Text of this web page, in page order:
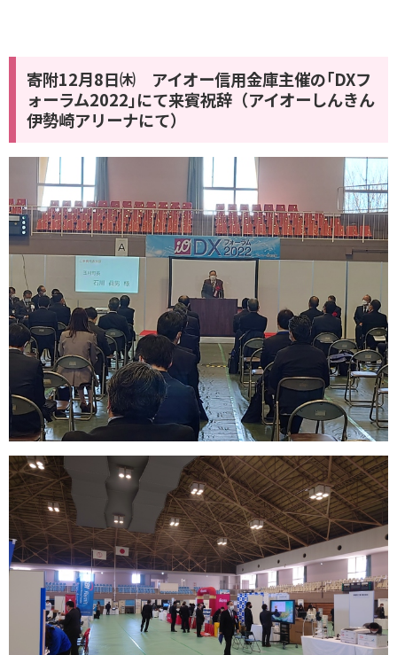
寄附12月8日㈭ アイオー信用金庫主催の｢DXフ
ォーラム2022｣にて来賓祝辞（アイオーしんきん
伊勢崎アリーナにて）